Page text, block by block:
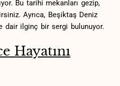
Bu​ tarihi mekanları gezip,
Ayrıca,⁢ Beşiktaş Deniz
dair ilginç ⁢bir sergi bulunuyor.
Hayatını